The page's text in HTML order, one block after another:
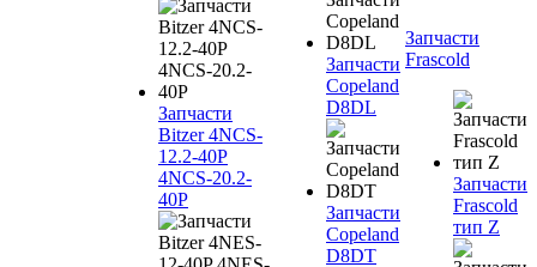
Запчасти
Bitzer 4NCS-
12.2-40P
4NCS-20.2-
40P
Запчасти
Copeland
D8DL
Запчасти
Copeland
D8DT
Запчасти
Frascold
Запчасти
Frascold
тип Z